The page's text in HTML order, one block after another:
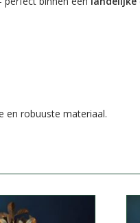
en robuuste materiaal.